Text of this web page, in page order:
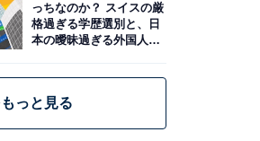
っちなのか？ スイスの厳
格過ぎる学歴選別と、日
本の曖昧過ぎる外国人政
っと見る